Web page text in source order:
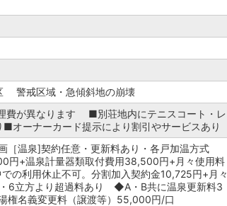
警戒区域・急傾斜地の崩壊
が異なります ■別荘地内にテニスコート・レ
オーナーカード提示により割引やサービスあり
温泉]契約任意・更新料あり・各戸加温方式
円+温泉計量器類取付費用38,500円+月々使用料
の利用休止不可。分割加入契約金10,725円+月々
立方より超過料あり ◆A・B共に温泉更新料3
名義変更料（譲渡等）55,000円/口